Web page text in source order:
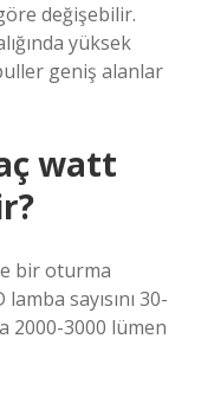
değişebilir.
yüksek
geniş alanlar
watt
bir oturma
sayısını 30-
2000-3000 lümen